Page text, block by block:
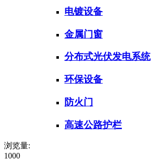
电镀设备
金属门窗
分布式光伏发电系统
环保设备
防火门
高速公路护栏
浏览量:
1000